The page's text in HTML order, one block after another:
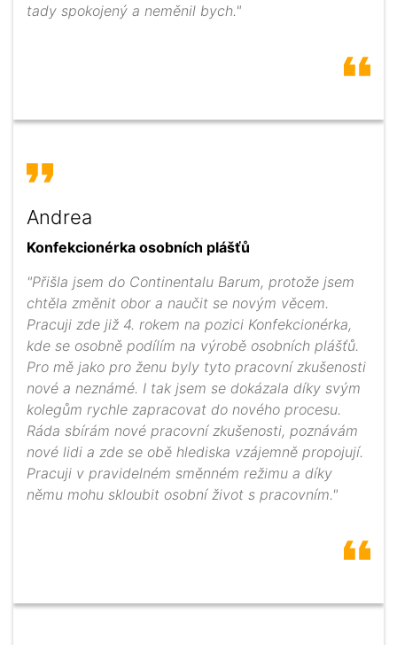
tady spokojený a neměnil bych."
Andrea
Konfekcionérka osobních plášťů
"Přišla jsem do Continentalu Barum, protože jsem
chtěla změnit obor a naučit se novým věcem.
Pracuji zde již 4. rokem na pozici Konfekcionérka,
kde se osobně podílím na výrobě osobních plášťů.
Pro mě jako pro ženu byly tyto pracovní zkušenosti
nové a neznámé. I tak jsem se dokázala díky svým
kolegům rychle zapracovat do nového procesu.
Ráda sbírám nové pracovní zkušenosti, poznávám
nové lidi a zde se obě hlediska vzájemně propojují.
Pracuji v pravidelném směnném režimu a díky
němu mohu skloubit osobní život s pracovním."